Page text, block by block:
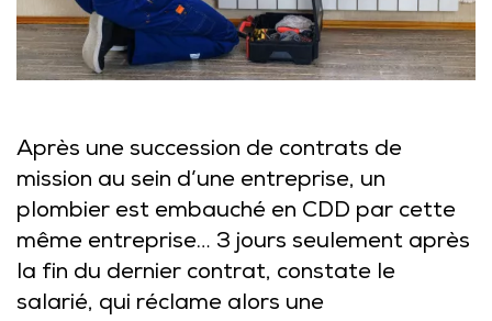
Après une succession de contrats de
mission au sein d’une entreprise, un
plombier est embauché en CDD par cette
même entreprise… 3 jours seulement après
la fin du dernier contrat, constate le
salarié, qui réclame alors une